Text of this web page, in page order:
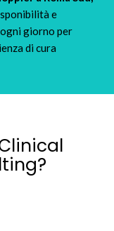
e
ogni giorno per
di cura